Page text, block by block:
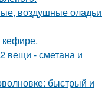
воздушные оладьи
кефире.
вещи - сметана и
быстрый и